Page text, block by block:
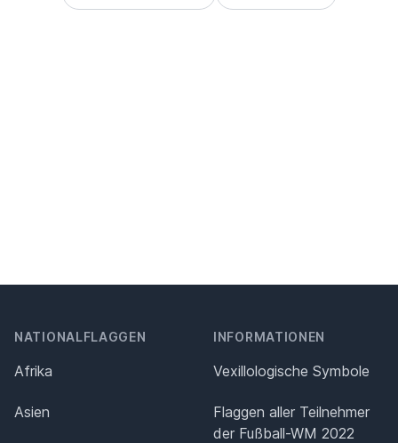
NATIONALFLAGGEN
Afrika
Asien
INFORMATIONEN
Vexillologische Symbole
Flaggen aller Teilnehmer
der Fußball-WM 2022